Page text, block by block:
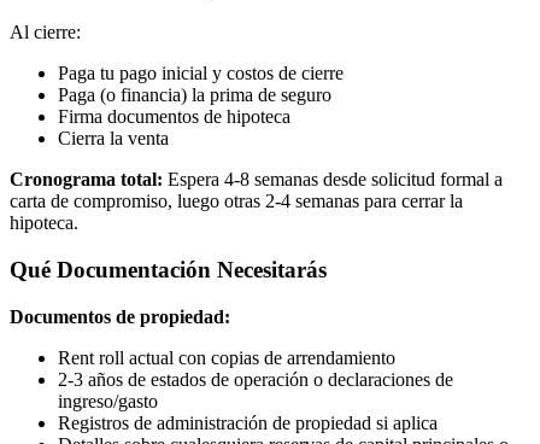
Al cierre:
Paga tu pago inicial y costos de cierre
Paga (o financia) la prima de seguro
Firma documentos de hipoteca
Cierra la venta
Cronograma total: Espera 4-8 semanas desde solicitud formal a
carta de compromiso, luego otras 2-4 semanas para cerrar la
hipoteca.
Qué Documentación Necesitarás
Documentos de propiedad:
Rent roll actual con copias de arrendamiento
2-3 años de estados de operación o declaraciones de
ingreso/gasto
Registros de administración de propiedad si aplica